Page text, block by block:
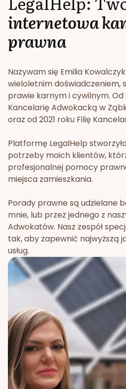
internetowa
prawna
Nazywam się Emilia
wieloletnim doświadczeniem,
prawie karnym i cywilnym.
Kancelarię Adwokacką w
oraz od 2021 roku Filię
Platformę LegalHelp
potrzeby moich klientów,
profesjonalnej pomocy
miejsca zamieszkania.
Porady prawne są udzielane
mnie, lub przez jednego z
Adwokatów. Nasz zespół
tak, aby zapewnić najwyższą
usług.